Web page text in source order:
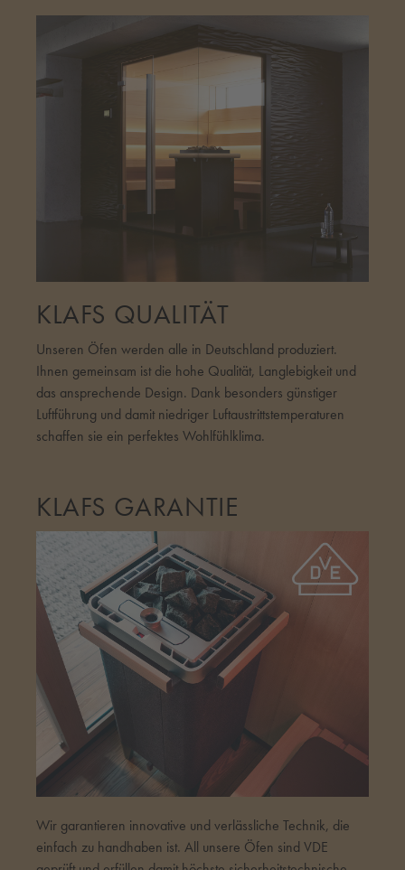
KLAFS QUALITÄT
Unseren Öfen werden alle in Deutschland produziert.
Ihnen gemeinsam ist die hohe Qualität, Langlebigkeit und
das ansprechende Design. Dank besonders günstiger
Luftführung und damit niedriger Luftaustrittstemperaturen
schaffen sie ein perfektes Wohlfühlklima.
KLAFS GARANTIE
Wir garantieren innovative und verlässliche Technik, die
einfach zu handhaben ist. All unsere Öfen sind VDE